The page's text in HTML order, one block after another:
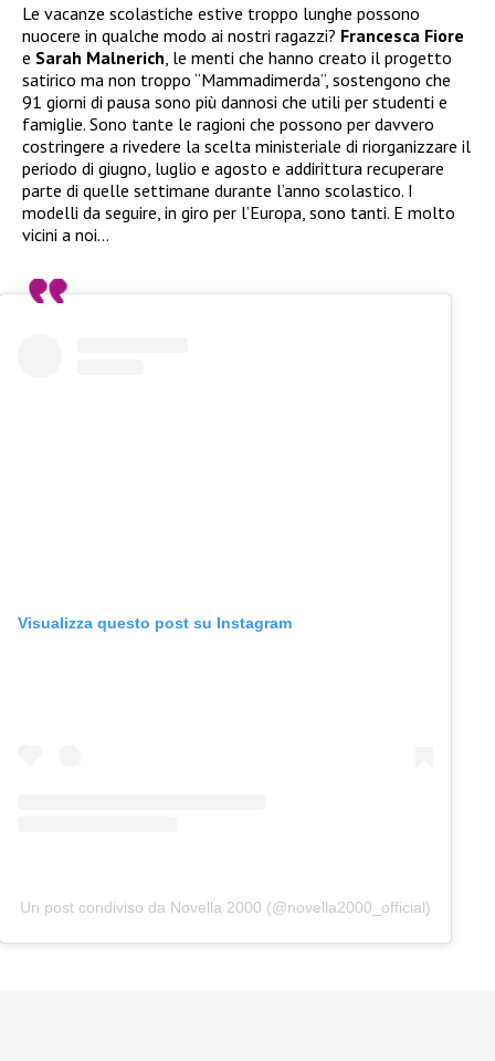
Le vacanze scolastiche estive troppo lunghe possono
nuocere in qualche modo ai nostri ragazzi? Francesca Fiore
e Sarah Malnerich , le menti che hanno creato il progetto
satirico ma non troppo “Mammadimerda”, sostengono che
91 giorni di pausa sono più dannosi che utili per studenti e
famiglie. Sono tante le ragioni che possono per davvero
costringere a rivedere la scelta ministeriale di riorganizzare il
periodo di giugno, luglio e agosto e addirittura recuperare
parte di quelle settimane durante l’anno scolastico. I
modelli da seguire, in giro per l’Europa, sono tanti. E molto
vicini a noi…
Visualizza questo post su Instagram
Un post condiviso da Novella 2000 (@novella2000_official)